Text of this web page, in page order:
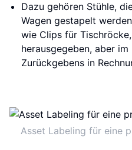
Dazu gehören Stühle,
Wagen gestapelt
wie Clips für
herausgegeben, aber
Zurückgebens in
Asset Labeling für eine